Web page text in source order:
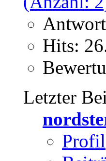
Hits:
Letzter
Profil